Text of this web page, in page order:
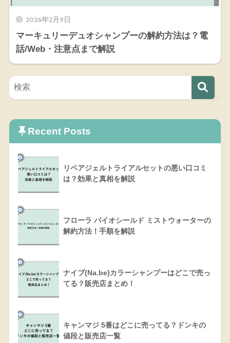
2026年2月9日
マーキュリーデュオシャンプーの解約方法は？電
話/Web・注意点まで解説
Recent Posts
リペアジェルトライアルセットの悪い口コミ
は？効果と真相を解説
フローラ バイオシールド ミストウォーターの
解約方法！手順を解説
ナイブ(Na.be)カラーシャンプーはどこで売っ
てる？販売店まとめ！
キャンマジ 5番はどこに売ってる？ドンキの
値段と販売店一覧